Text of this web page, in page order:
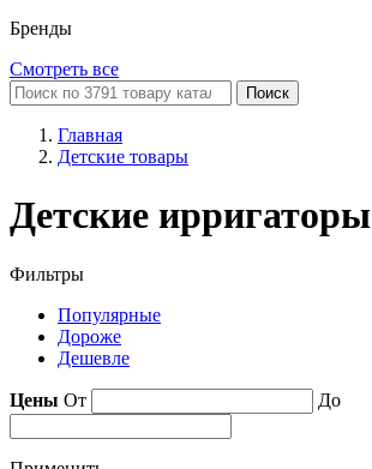
Бренды
Смотреть все
Поиск
Главная
Детские товары
Детские ирригаторы
Фильтры
Популярные
Дороже
Дешевле
Цены От До